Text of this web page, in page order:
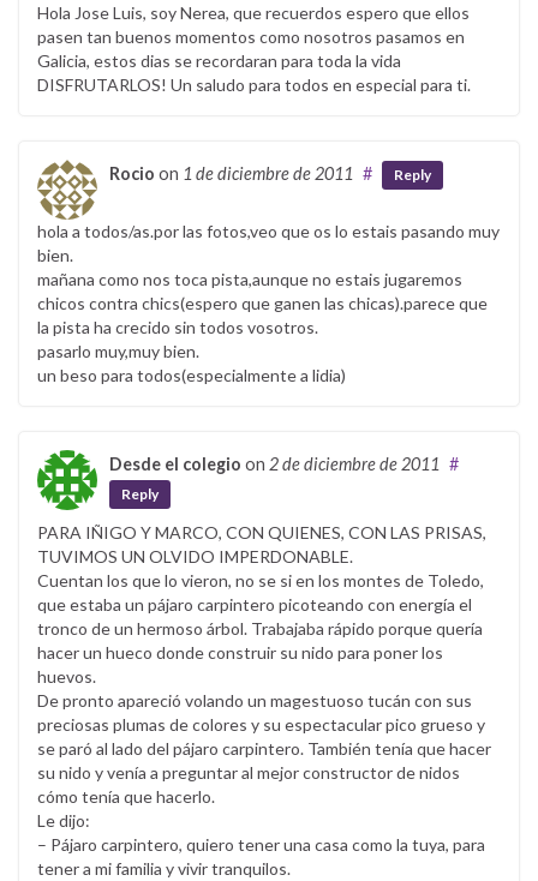
Hola Jose Luis, soy Nerea, que recuerdos espero que ellos
pasen tan buenos momentos como nosotros pasamos en
Galicia, estos dias se recordaran para toda la vida
DISFRUTARLOS! Un saludo para todos en especial para ti.
Rocio on 1 de diciembre de 2011 # Reply
hola a todos/as.por las fotos,veo que os lo estais pasando muy
bien.
mañana como nos toca pista,aunque no estais jugaremos
chicos contra chics(espero que ganen las chicas).parece que
la pista ha crecido sin todos vosotros.
pasarlo muy,muy bien.
un beso para todos(especialmente a lidia)
Desde el colegio on 2 de diciembre de 2011 #
Reply
PARA IÑIGO Y MARCO, CON QUIENES, CON LAS PRISAS,
TUVIMOS UN OLVIDO IMPERDONABLE.
Cuentan los que lo vieron, no se si en los montes de Toledo,
que estaba un pájaro carpintero picoteando con energía el
tronco de un hermoso árbol. Trabajaba rápido porque quería
hacer un hueco donde construir su nido para poner los
huevos.
De pronto apareció volando un magestuoso tucán con sus
preciosas plumas de colores y su espectacular pico grueso y
se paró al lado del pájaro carpintero. También tenía que hacer
su nido y venía a preguntar al mejor constructor de nidos
cómo tenía que hacerlo.
Le dijo:
– Pájaro carpintero, quiero tener una casa como la tuya, para
tener a mi familia y vivir tranquilos.